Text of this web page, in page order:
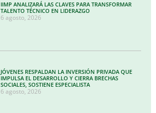
IIMP ANALIZARÁ LAS CLAVES PARA TRANSFORMAR
TALENTO TÉCNICO EN LIDERAZGO
6 agosto, 2026
JÓVENES RESPALDAN LA INVERSIÓN PRIVADA QUE
IMPULSA EL DESARROLLO Y CIERRA BRECHAS
SOCIALES, SOSTIENE ESPECIALISTA
6 agosto, 2026